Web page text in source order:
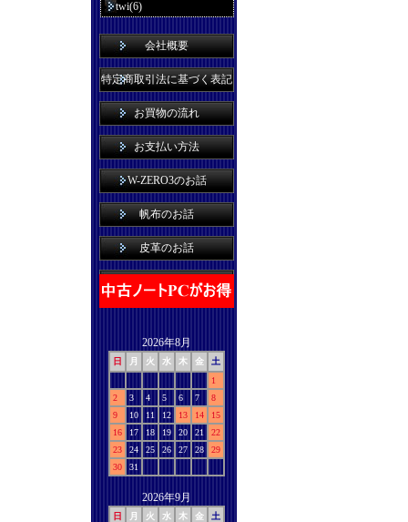
twi(6)
会社概要
特定商取引法に基づく表記
お買物の流れ
お支払い方法
W-ZERO3のお話
帆布のお話
皮革のお話
2026年8月
日 月 火 水 木 金
土
1
2
3 4 5 6 7
8
9
10 11 12 13 14
15
16
17 18 19 20 21
22
23
24 25 26 27 28
29
30
31
2026年9月
日 月 火 水 木 金
土